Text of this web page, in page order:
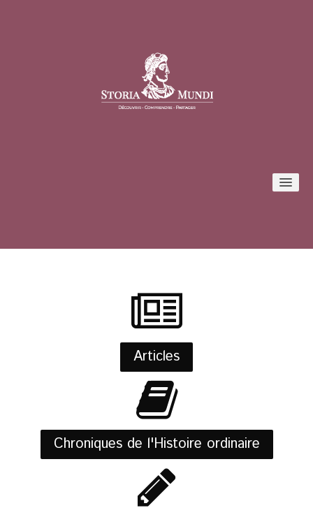
Inscription / Connexion
Articles
Chroniques de l'Histoire ordinaire